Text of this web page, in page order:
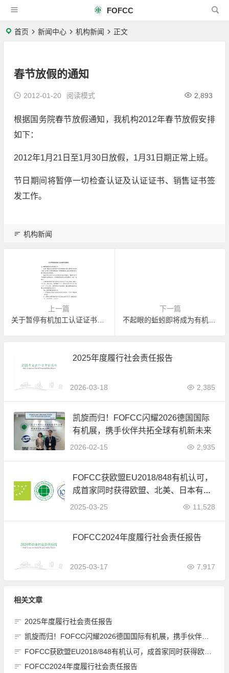
FOFCC
首页 新闻中心 机构新闻 正文
春节放假的通知
2012-01-20 2,893
阅读模式
根据国务院春节放假通知，我机构2012年春节放假安排
如下：
2012年1月21日至1月30日放假，1月31日期正常上班。
节日期间将暂停一切检查认证及认证证书、销售证书签
发工作。
机构新闻
上一篇
关于暂停有机加工认证证书的通知
下一篇
不起眼的蚯蚓即将成为有机农民的新武器
2025年度履行社会责任报告
2026-03-18 2,385
凯旋而归！FOFCC闪耀2026德国国际
有机展，携手伙伴共拓全球有机新未来
2026-02-15 2,935
FOFCC获欧盟EU2018/848有机认可，
成首家同时获得欧盟、北美、日本有机
认可的中国内资认证机构
2025-03-25 11,528
FOFCC2024年度履行社会责任报告
2025-03-17 7,917
相关文章
2025年度履行社会责任报告
凯旋而归！FOFCC闪耀2026德国国际有机展，携手伙伴共拓全球有机新未来
FOFCC获欧盟EU2018/848有机认可，成首家同时获得欧盟、北美、日本有机认可的中国内资认证机构
FOFCC2024年度履行社会责任报告